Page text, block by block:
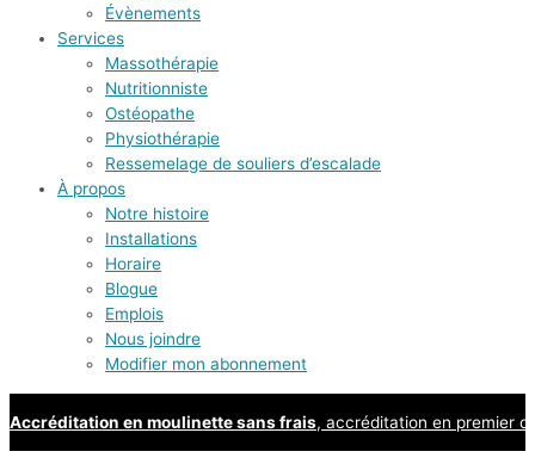
Évènements
Services
Massothérapie
Nutritionniste
Ostéopathe
Physiothérapie
Ressemelage de souliers d’escalade
À propos
Notre histoire
Installations
Horaire
Blogue
Emplois
Nous joindre
Modifier mon abonnement
Accréditation en moulinette sans frais, accréditation en premier